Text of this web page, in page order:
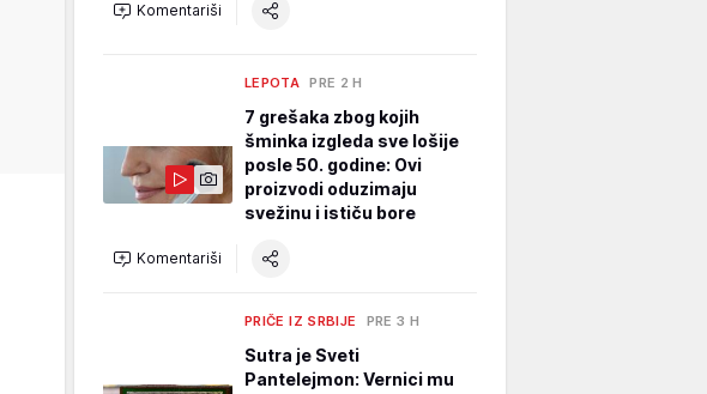
Komentariši
LEPOTA PRE 2 H
7 grešaka zbog kojih
šminka izgleda sve lošije
posle 50. godine: Ovi
proizvodi oduzimaju
svežinu i ističu bore
Komentariši
PRIČE IZ SRBIJE PRE 3 H
Sutra je Sveti
Pantelejmon: Vernici mu